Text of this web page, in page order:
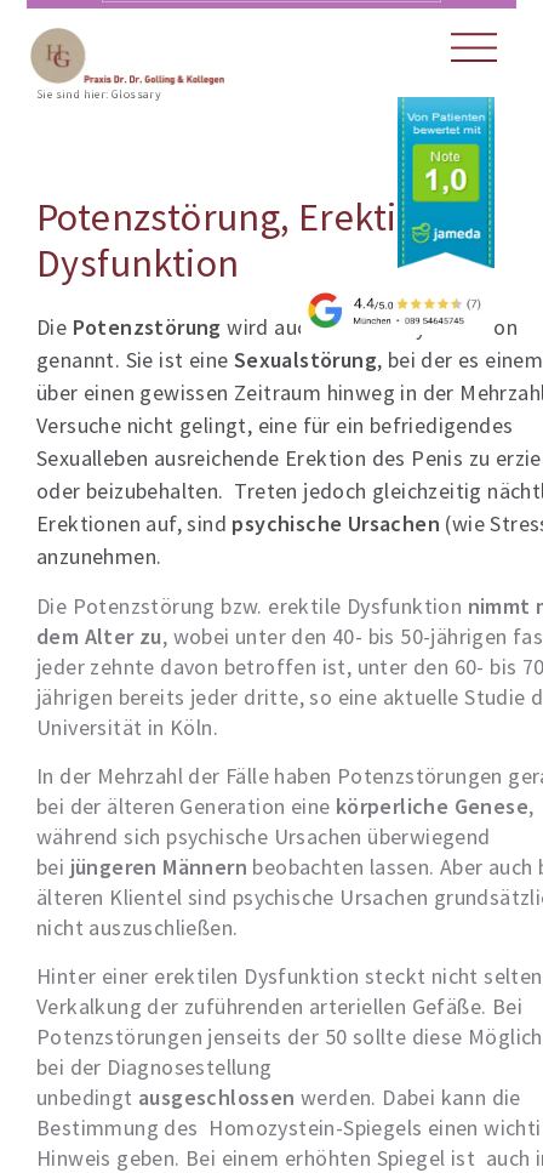
Sie sind hier:Glossary
Potenzstörung, Erektile
Dysfunktion
Die Potenzstörung wird auch erektile Dysfunktion
genannt. Sie ist eine Sexualstörung, bei der es
über einen gewissen Zeitraum hinweg in der
Versuche nicht gelingt, eine für ein befriedigendes
Sexualleben ausreichende Erektion des Penis zu
oder beizubehalten. Treten jedoch gleichzeitig
Erektionen auf, sind psychische Ursachen (wie
anzunehmen.
Die Potenzstörung bzw. erektile Dysfunktion nimmt
dem Alter zu, wobei unter den 40- bis 50-jährigen
jeder zehnte davon betroffen ist, unter den 60- bis
jährigen bereits jeder dritte, so eine aktuelle Studie
Universität in Köln.
In der Mehrzahl der Fälle haben Potenzstörungen
bei der älteren Generation eine körperliche Genese,
während sich psychische Ursachen überwiegend
bei jüngeren Männern beobachten lassen. Aber auch
älteren Klientel sind psychische Ursachen
nicht auszuschließen.
Hinter einer erektilen Dysfunktion steckt nicht
Verkalkung der zuführenden arteriellen Gefäße. Bei
Potenzstörungen jenseits der 50 sollte diese
bei der Diagnosestellung
unbedingt ausgeschlossen werden. Dabei kann die
Bestimmung des Homozystein-Spiegels einen
Hinweis geben. Bei einem erhöhten Spiegel ist auch